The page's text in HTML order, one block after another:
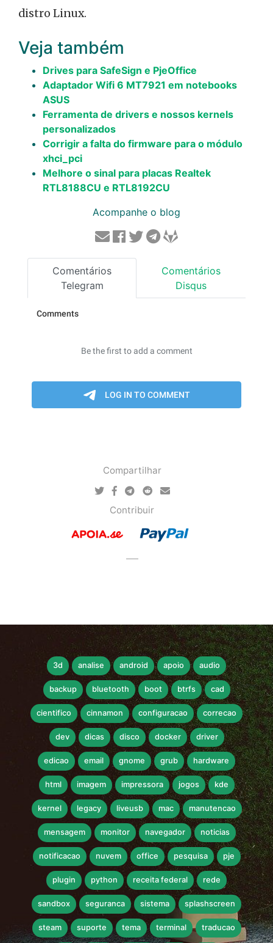
Compartilhar
Contribuir
distro Linux.
Veja também
Drives para SafeSign e PjeOffice
Adaptador Wifi 6 MT7921 em notebooks
ASUS
Ferramenta de drivers e nossos kernels
personalizados
Corrigir a falta do firmware para o módulo
xhci_pci
Melhore o sinal para placas Realtek
RTL8188CU e RTL8192CU
Acompanhe o blog
Comentários
Telegram
Comentários
Disqus
3d analise android apoio audio
backup bluetooth boot btrfs cad
cientifico cinnamon configuracao correcao
dev dicas disco docker driver
edicao email gnome grub hardware
html imagem impressora jogos kde
kernel legacy liveusb mac manutencao
mensagem monitor navegador noticias
notificacao nuvem office pesquisa pje
plugin python receita federal rede
sandbox seguranca sistema splashscreen
steam suporte tema terminal traducao